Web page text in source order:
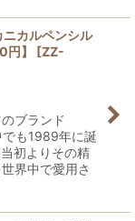
カルペンシル
】
[ZZ-
ブランド
でも1989年に誕
初よりその精
界中で愛用さ